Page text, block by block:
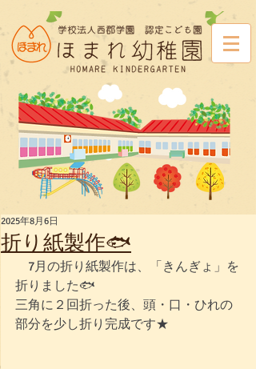
折り紙製作🐟
2025年8月6日
7月の折り紙製作は、「きんぎょ」を
折りました🐟
三角に２回折った後、頭・口・ひれの
部分を少し折り完成です★